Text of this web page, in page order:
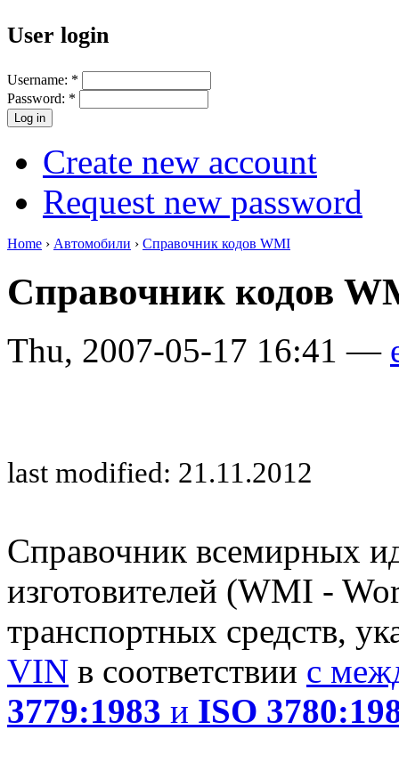
User login
Username: *
Password: *
Create new account
Request new password
Home › Автомобили › Справочник кодов WMI
Справочник кодов
Thu, 2007-05-17 16:41 —
last modified: 21.11.2012
Справочник всемирных
изготовителей (WMI -
транспортных средств,
VIN в соответствии с
3779:1983 и ISO